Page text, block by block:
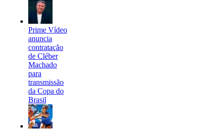
Prime Vídeo
anuncia
contratação
de Cléber
Machado
para
transmissão
da Copa do
Brasil